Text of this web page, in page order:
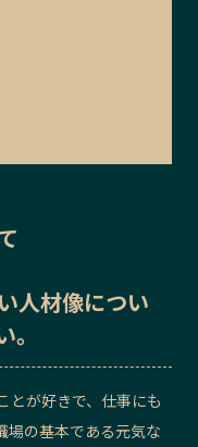
人材像につい
とが好きで、仕事にも
場の基本である元気な